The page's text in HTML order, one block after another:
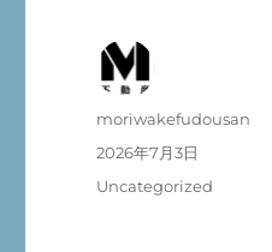
投
moriwakefudousan
投
2026年7月3日
カ
Uncategorized